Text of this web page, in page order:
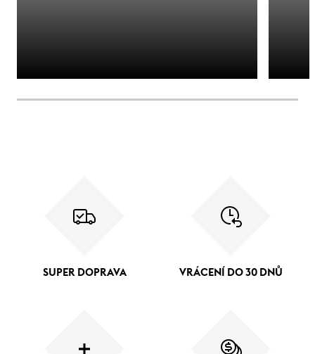
SUPER DOPRAVA VRÁCENÍ DO 30 DNŮ